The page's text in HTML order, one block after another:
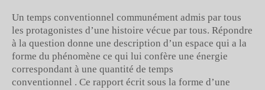
Un temps conventionnel communément admis par tous
les protagonistes d’une histoire vécue par tous. Répondre
à la question donne une description d’un espace qui a la
forme du phénomène ce qui lui confère une énergie
correspondant à une quantité de temps
conventionnel . Ce rapport écrit sous la forme d’une